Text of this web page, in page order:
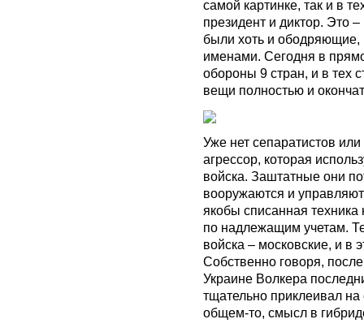
самой картинке, так и в
президент и диктор. Это
были хоть и
именами. Сегодня в
обороны 9 стран, и в тех
вещи полностью и
Уже нет сепаратистов
агрессор, которая
войска. Заштатные они
вооружаются и
якобы списанная
по надлежащим учетам.
войска – московские, и в
Собственно говоря,
Украине Волкера
тщательно приклеивал
общем-то, смысл в